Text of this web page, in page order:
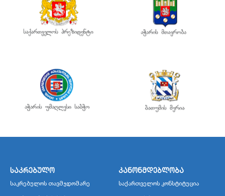
საკრებულო
საკრებულოს თავმჯდომარე
კანონმდებლობა
საქართველოს კონსტიტუცია